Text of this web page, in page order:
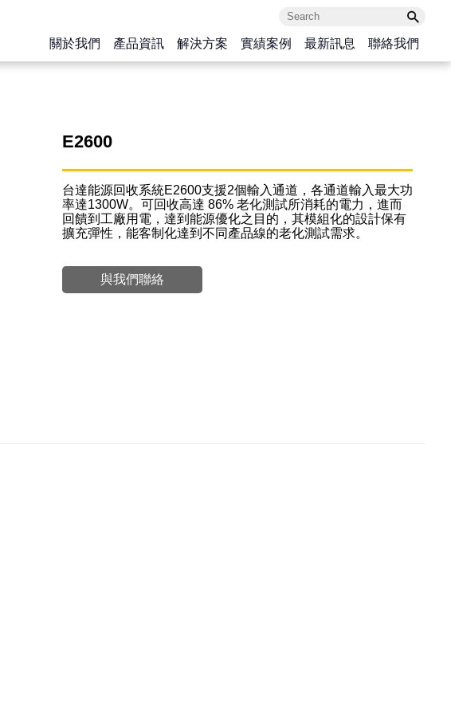
關於我們 產品資訊 解決方案 實績案例 最新訊息 聯絡我們
E2600
台達能源回收系統E2600支援2個輸入通道，各通道輸入最大功
率達1300W。可回收高達 86% 老化測試所消耗的電力，進而
回饋到工廠用電，達到能源優化之目的，其模組化的設計保有
擴充彈性，能客制化達到不同產品線的老化測試需求。
與我們聯絡